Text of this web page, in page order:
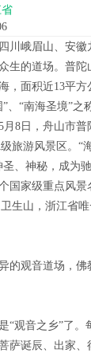
峨眉山、安徽
生的道场。普陀
，面积近13平
、“南海圣境”之
8日，舟山市普
旅游风景区。“
、神秘，成为
国家级重点风
生山，浙江省唯
观音道场，佛
观音之乡”了。
萨诞辰、出家